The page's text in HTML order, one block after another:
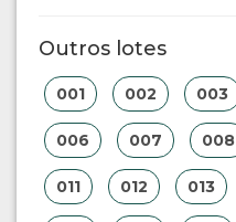
Outros lotes
001 002 003
006 007 008
011 012 013